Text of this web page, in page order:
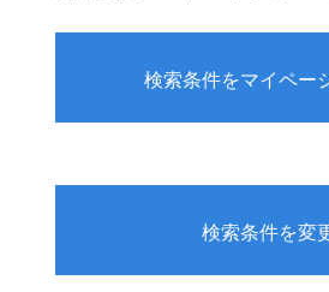
検索条件をマイペー
検索条件を変